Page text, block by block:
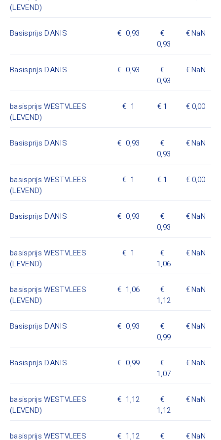
(LEVEND)
Basisprijs DANIS
0,93
0,93
NaN
Basisprijs DANIS
0,93
0,93
NaN
basisprijs WESTVLEES
(LEVEND)
1 1 0,00
Basisprijs DANIS
0,93
0,93
NaN
basisprijs WESTVLEES
(LEVEND)
1 1 0,00
Basisprijs DANIS
0,93
0,93
NaN
basisprijs WESTVLEES
(LEVEND)
1
1,06
NaN
basisprijs WESTVLEES
(LEVEND)
1,06
1,12
NaN
Basisprijs DANIS
0,93
0,99
NaN
Basisprijs DANIS
0,99
1,07
NaN
basisprijs WESTVLEES
(LEVEND)
1,12
1,12
NaN
basisprijs WESTVLEES 1,12 NaN